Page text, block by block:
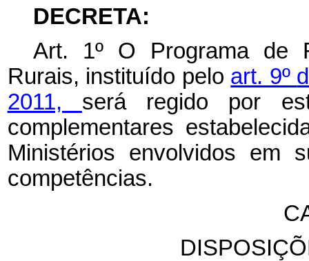
DECRETA:
Art. 1º O Programa de
Rurais, instituído pelo art. 9º
2011, será regido por
complementares
Ministérios envolvidos em
competências.